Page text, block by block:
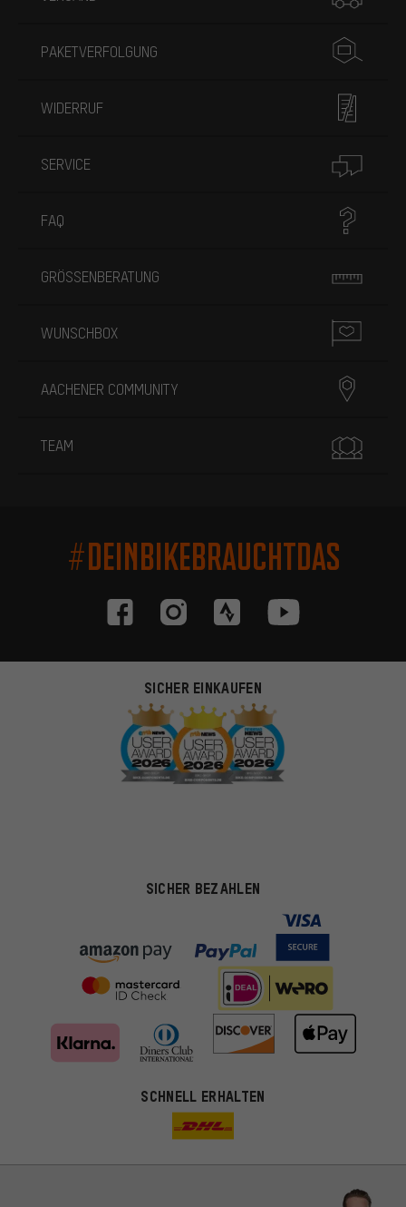
PAKETVERFOLGUNG
WIDERRUF
SERVICE
FAQ
GRÖSSENBERATUNG
WUNSCHBOX
AACHENER COMMUNITY
TEAM
#DEINBIKEBRAUCHTDAS
SICHER EINKAUFEN
SICHER BEZAHLEN
SCHNELL ERHALTEN